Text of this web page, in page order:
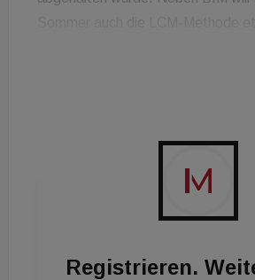
Baustellenbetrieb zu
Mehrkosten eine
Prozent bringen. Der Hintergrund
LCM: Eine bessere Koordination
statt Konkurrenz bei Bauprojekten.
Registrieren.